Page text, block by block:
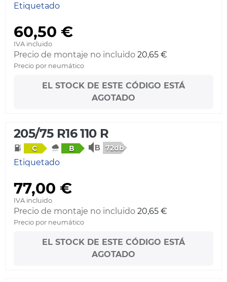
Etiquetado
60,50 €
IVA incluido
Precio de montaje no incluido 20,65 €
Precio por neumático
EL STOCK DE ESTE CÓDIGO ESTÁ
AGOTADO
205/75 R16 110 R
C B 72db
Etiquetado
77,00 €
IVA incluido
Precio de montaje no incluido 20,65 €
Precio por neumático
EL STOCK DE ESTE CÓDIGO ESTÁ
AGOTADO